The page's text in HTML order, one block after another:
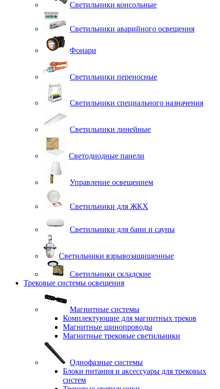
Светильники консольные
Светильники аварийного освещения
Фонари
Светильники переносные
Светильники специального назначения
Светильники линейные
Светодиодные панели
Управление освещением
Светильники для ЖКХ
Светильники для бани и сауны
Светильники взрывозащищенные
Светильники складские
Трековые системы освещения
Магнитные системы
Комплектующие для магнитных треков
Магнитные шинопроводы
Магнитные трековые светильники
Однофазные системы
Блоки питания и аксессуары для трековых
систем